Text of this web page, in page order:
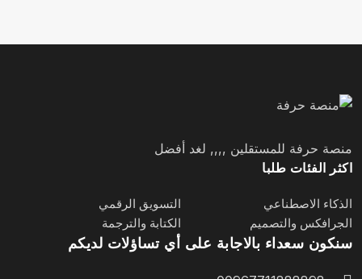
منصة حرفة للمستقلين ,,,, لغد أفضل
اكثر الفئات طلبا
الذكاء الاصطناعي
التسويق الرقمي
الجرافكس والتصميم
الكتابة والترجمة
سنكون سعداء بالاجابة على أي تساؤلات لديكم